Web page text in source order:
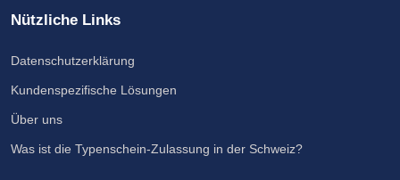
Nützliche Links
Datenschutzerklärung
Kundenspezifische Lösungen
Über uns
Was ist die Typenschein-Zulassung in der Schweiz?